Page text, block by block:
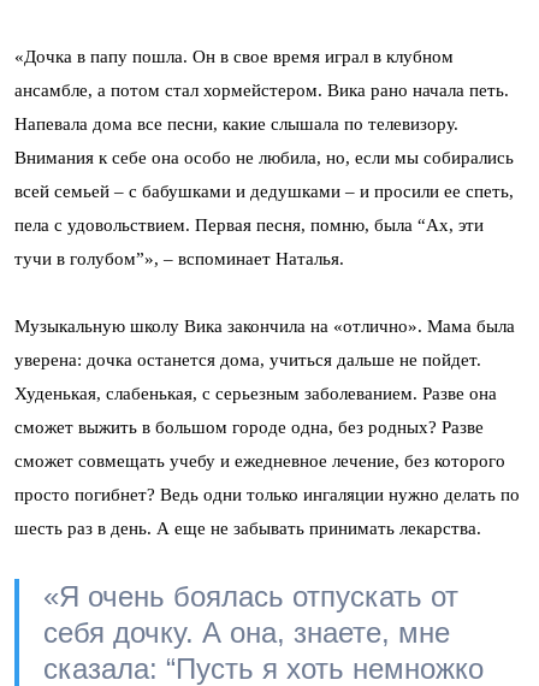
«Дочка в папу пошла. Он в свое время играл в клубном
ансамбле, а потом стал хормейстером. Вика рано начала петь.
Напевала дома все песни, какие слышала по телевизору.
Внимания к себе она особо не любила, но, если мы собирались
всей семьей – с бабушками и дедушками – и просили ее спеть,
пела с удовольствием. Первая песня, помню, была “Ах, эти
тучи в голубом”», – вспоминает Наталья.
Музыкальную школу Вика закончила на «отлично». Мама была
уверена: дочка останется дома, учиться дальше не пойдет.
Худенькая, слабенькая, с серьезным заболеванием. Разве она
сможет выжить в большом городе одна, без родных? Разве
сможет совмещать учебу и ежедневное лечение, без которого
просто погибнет? Ведь одни только ингаляции нужно делать по
шесть раз в день. А еще не забывать принимать лекарства.
«Я очень боялась отпускать от
себя дочку. А она, знаете, мне
сказала: “Пусть я хоть немножко